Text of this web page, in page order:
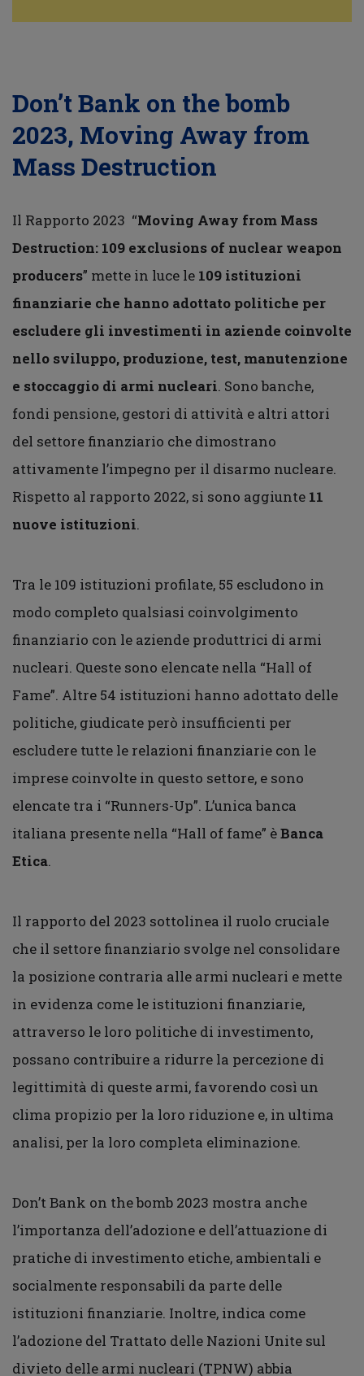
Don’t Bank on the bomb
2023, Moving Away from
Mass Destruction
Il Rapporto 2023 “Moving Away from Mass
Destruction: 109 exclusions of nuclear weapon
producers” mette in luce le 109 istituzioni
finanziarie che hanno adottato politiche per
escludere gli investimenti in aziende coinvolte
nello sviluppo, produzione, test, manutenzione
e stoccaggio di armi nucleari. Sono banche,
fondi pensione, gestori di attività e altri attori
del settore finanziario che dimostrano
attivamente l’impegno per il disarmo nucleare.
Rispetto al rapporto 2022, si sono aggiunte 11
nuove istituzioni.
Tra le 109 istituzioni profilate, 55 escludono in
modo completo qualsiasi coinvolgimento
finanziario con le aziende produttrici di armi
nucleari. Queste sono elencate nella “Hall of
Fame”. Altre 54 istituzioni hanno adottato delle
politiche, giudicate però insufficienti per
escludere tutte le relazioni finanziarie con le
imprese coinvolte in questo settore, e sono
elencate tra i “Runners-Up”. L’unica banca
italiana presente nella “Hall of fame” èBanca
Etica.
Il rapporto del 2023 sottolinea il ruolo cruciale
che il settore finanziario svolge nel consolidare
la posizione contraria alle armi nucleari e mette
in evidenza come le istituzioni finanziarie,
attraverso le loro politiche di investimento,
possano contribuire a ridurre la percezione di
legittimità di queste armi, favorendo così un
clima propizio per la loro riduzione e, in ultima
analisi, per la loro completa eliminazione.
Don’t Bank on the bomb 2023 mostra anche
l’importanza dell’adozione e dell’attuazione di
pratiche di investimento etiche, ambientali e
socialmente responsabili da parte delle
istituzioni finanziarie. Inoltre, indica come
l’adozione del Trattato delle Nazioni Unite sul
divieto delle armi nucleari (TPNW) abbia